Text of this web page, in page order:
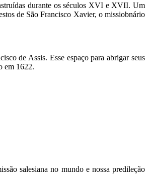
durante os séculos XVI e XVII. Um
de São Francisco Xavier, o missiobnário
de Assis. Esse espaço para abrigar seus
em 1622.
salesiana no mundo e nossa predileção